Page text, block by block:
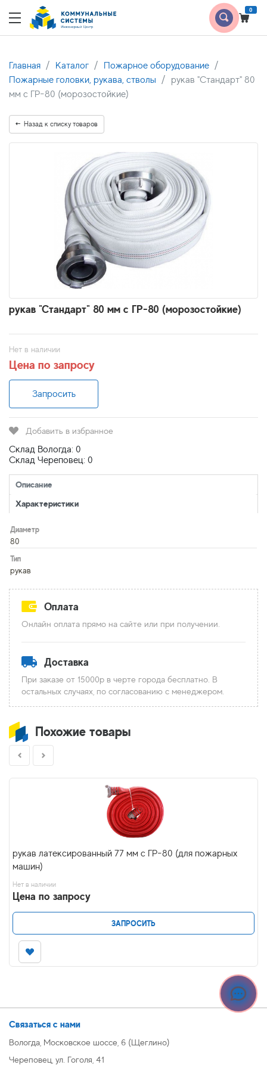
0
Главная Каталог
Пожарное оборудование
Пожарные головки, рукава, стволы
рукав "Стандарт" 80
мм с ГР-80 (морозостойкие)
Назад к списку товаров
рукав "Стандарт" 80 мм с ГР-80 (морозостойкие)
Нет в наличии
Цена по запросу
Запросить
Добавить в избранное
Склад Вологда: 0
Склад Череповец: 0
Описание
Характеристики
Диаметр
80
Тип
рукав
Оплата
Онлайн оплата прямо на сайте или при получении.
Доставка
При заказе от 15000р в черте города бесплатно. В
остальных случаях, по согласованию с менеджером.
Похожие товары
рукав латексированный 77 мм с ГР-80 (для пожарных
машин)
Нет в наличии
Цена по запросу
ЗАПРОСИТЬ
Связаться с нами
Вологда, Московское шоссе, 6 (Щеглино)
Череповец, ул. Гоголя, 41